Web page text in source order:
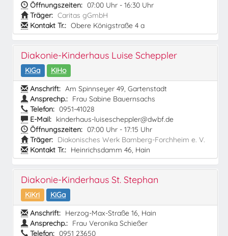
Öffnungszeiten: 07:00 Uhr - 16:30 Uhr
Träger: Caritas gGmbH
Kontakt Tr.: Obere Königstraße 4 a
Diakonie-Kinderhaus Luise Scheppler
KiGa
KiHo
Anschrift: Am Spinnseyer 49, Gartenstadt
Ansprechp.: Frau Sabine Bauernsachs
Telefon: 0951-41028
E-Mail: kinderhaus-luisescheppler@dwbf.de
Öffnungszeiten: 07:00 Uhr - 17:15 Uhr
Träger: Diakonisches Werk Bamberg-Forchheim e. V.
Kontakt Tr.: Heinrichsdamm 46, Hain
Diakonie-Kinderhaus St. Stephan
KiKri
KiGa
Anschrift: Herzog-Max-Straße 16, Hain
Ansprechp.: Frau Veronika Schießer
Telefon: 0951 23650